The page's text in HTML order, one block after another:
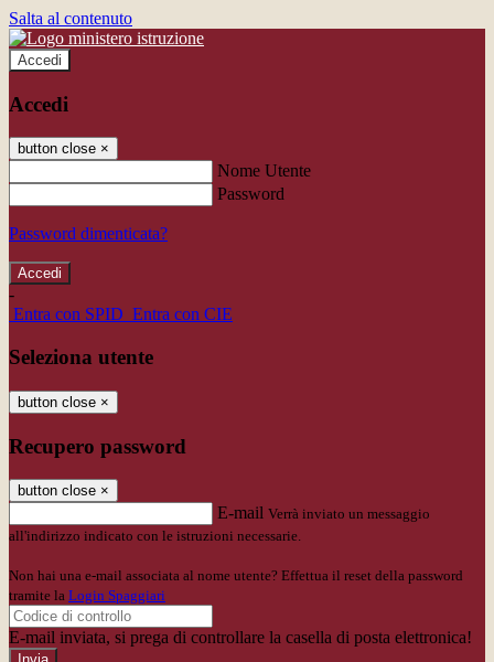
Salta al contenuto
Accedi
Accedi
button close ×
Nome Utente
Password
Password dimenticata?
-
Entra con SPID Entra con CIE
Seleziona utente
button close ×
Recupero password
button close ×
E-mail Verrà inviato un messaggio
all'indirizzo indicato con le istruzioni necessarie.
Non hai una e-mail associata al nome utente? Effettua il reset della password
tramite la Login Spaggiari
E-mail inviata, si prega di controllare la casella di posta elettronica!